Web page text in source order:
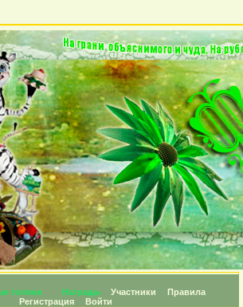
топики Награды Участники
Правила
Регистрация
Войти